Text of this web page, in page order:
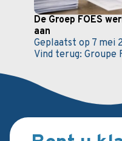
De Groep FOES
aan
Geplaatst op 7 mei
Vind terug: Groupe